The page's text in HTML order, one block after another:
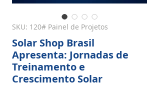
SKU: 120# Painel de Projetos
Solar Shop Brasil
Apresenta: Jornadas de
Treinamento e
Crescimento Solar